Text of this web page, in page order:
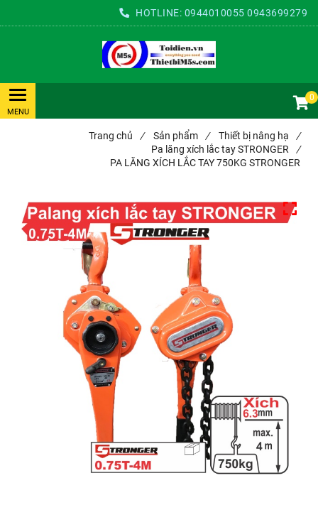
HOTLINE: 0944010055 0943699279
0
Trang chủ / Sản phẩm / Thiết bị nâng hạ
/
Pa lăng xích lắc tay STRONGER
/
PA LĂNG XÍCH LẮC TAY 750KG STRONGER